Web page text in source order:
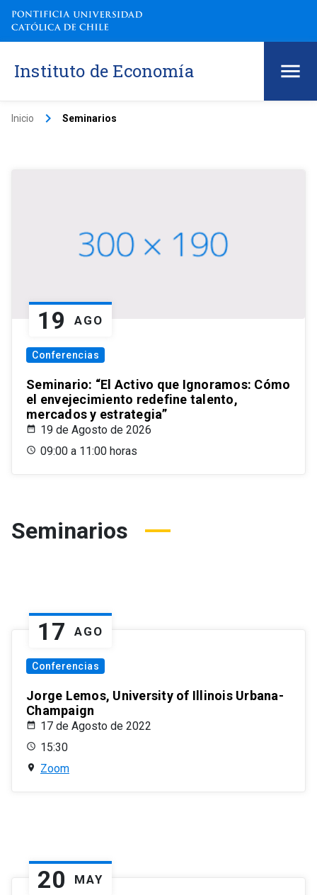
Instituto de Economía
Inicio keyboard_arrow_right Seminarios
19 AGO
Conferencias
Seminario: “El Activo que Ignoramos: Cómo
el envejecimiento redefine talento,
mercados y estrategia”
19 de Agosto de 2026
09:00 a 11:00 horas
Seminarios
17 AGO
Conferencias
Jorge Lemos, University of Illinois Urbana-
Champaign
17 de Agosto de 2022
15:30
Zoom
20 MAY